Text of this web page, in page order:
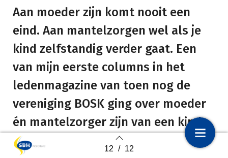
12 / 12
Aan moeder zijn komt nooit een
eind. Aan mantelzorgen wel als je
kind zelfstandig verder gaat. Een
van mijn eerste columns in het
ledenmagazine van toen nog de
vereniging BOSK ging over moeder
én mantelzorger zijn van een kind
met een beperking. De extra taken